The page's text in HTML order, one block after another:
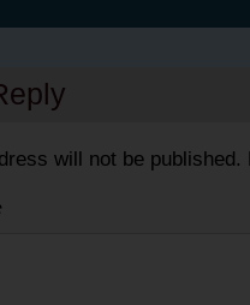
will not be published.